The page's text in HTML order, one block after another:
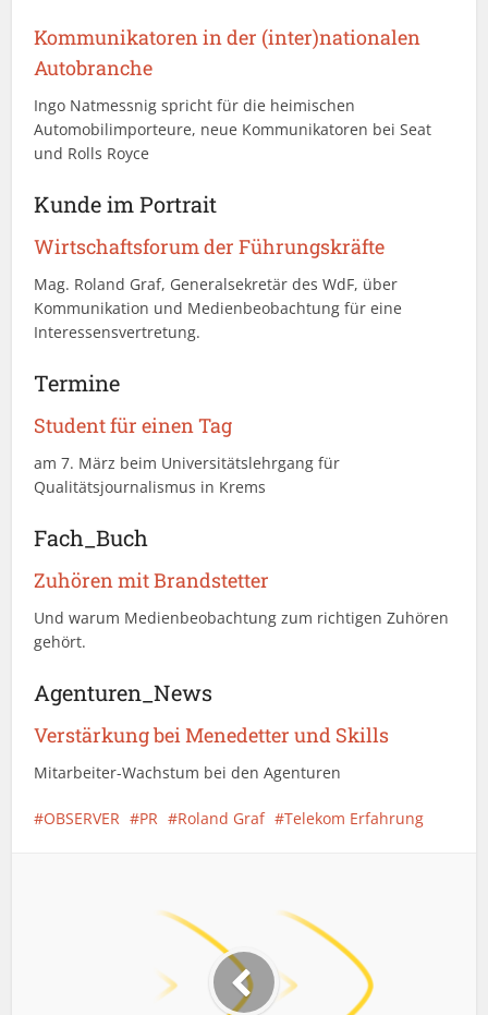
Kommunikatoren in der (inter)nationalen
Autobranche
Ingo Natmessnig spricht für die heimischen
Automobilimporteure, neue Kommunikatoren bei Seat
und Rolls Royce
Kunde im Portrait
Wirtschaftsforum der Führungskräfte
Mag. Roland Graf, Generalsekretär des WdF, über
Kommunikation und Medienbeobachtung für eine
Interessensvertretung.
Termine
Student für einen Tag
am 7. März beim Universitätslehrgang für
Qualitätsjournalismus in Krems
Fach_Buch
Zuhören mit Brandstetter
Und warum Medienbeobachtung zum richtigen Zuhören
gehört.
Agenturen_News
Verstärkung bei Menedetter und Skills
Mitarbeiter-Wachstum bei den Agenturen
OBSERVER PR Roland Graf Telekom Erfahrung